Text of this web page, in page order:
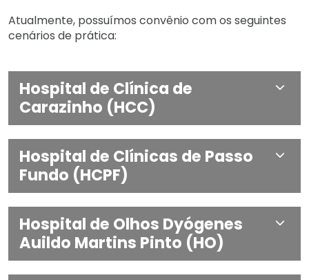
Atualmente, possuímos convênio com os seguintes
cenários de prática:
Hospital de Clínica de
Carazinho (HCC)
Hospital de Clínicas de Passo
Fundo (HCPF)
Hospital de Olhos Dyógenes
Auildo Martins Pinto (HO)